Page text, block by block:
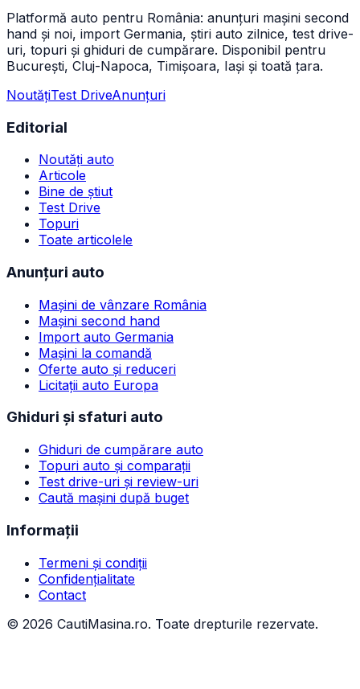
Platformă auto pentru România: anunțuri mașini second
hand și noi, import Germania, știri auto zilnice, test drive-
uri, topuri și ghiduri de cumpărare. Disponibil pentru
București, Cluj-Napoca, Timișoara, Iași și toată țara.
NoutățiTest DriveAnunțuri
Editorial
Noutăți auto
Articole
Bine de știut
Test Drive
Topuri
Toate articolele
Anunțuri auto
Mașini de vânzare România
Mașini second hand
Import auto Germania
Mașini la comandă
Oferte auto și reduceri
Licitații auto Europa
Ghiduri și sfaturi auto
Ghiduri de cumpărare auto
Topuri auto și comparații
Test drive-uri și review-uri
Caută mașini după buget
Informații
Termeni și condiții
Confidențialitate
Contact
© 2026 CautiMasina.ro. Toate drepturile rezervate.